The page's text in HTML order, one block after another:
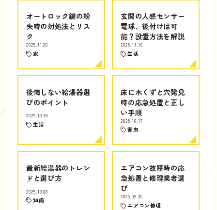
オートロック鍵の紛
失時の対処法とリス
ク
2025.11.20
家
玄関の人感センサー
電球、後付けは可
能？設置方法を解説
2025.11.16
生活
後悔しない給湯器選
びのポイント
2025.10.18
生活
床に木くずと穴発見
時の応急処置と正し
い手順
2025.10.17
害虫
最新給湯器のトレン
ドと選び方
2025.10.08
知識
エアコン故障時の応
急処置と修理業者選
び
2025.09.30
エアコン修理